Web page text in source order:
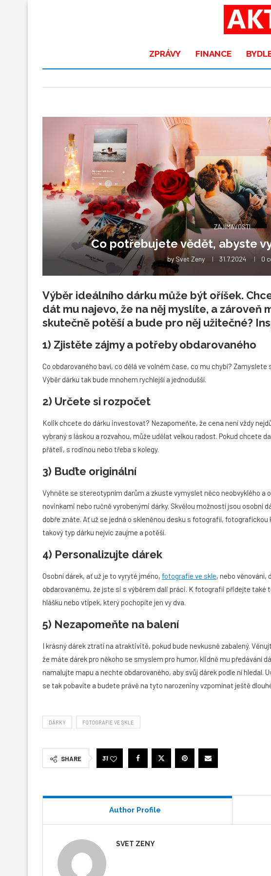
ZPRÁVY FINANCE
ZAJÍMAVOSTI
Co potřebujete vědět, abyste
by Svet Zeny 31.7.2024 0
Výběr ideálního dárku může být oříšek.
dát mu najevo, že na něj myslíte, a zároveň
skutečně potěší a bude pro něj užitečné?
1) Zjistěte zájmy a potřeby obdarovaného
Co obdarovaného baví, co dělá ve volném čase, co mu chybí?
Výběr dárku tak bude mnohem rychlejší a jednodušší.
2) Určete si rozpočet
Kolik chcete do dárku investovat? Nezapomeňte, že cena není vždy
vybraný s láskou a rozvahou, může udělat velkou radost. Pokud chcete
přáteli, s rodinou nebo třeba s kolegy.
3) Buďte originální
Vyhněte se stereotypním darům a zkuste vymyslet něco neobvyklého a
novinkami nebo ručně vyrobenými dárky. Skvělou možností jsou osobní
dobře znáte. Ať už se jedná o skleněnou desku s fotografií,
takový typ dárku nejvíc zaujme a potěší.
4) Personalizujte dárek
Osobní dárek, ať už je to vyryté jméno, fotografie ve skle, nebo věnování,
obdarovanému, že jste si s výběrem dali práci. K fotografii přidejte také
hlášku nebo vtípek, který pochopíte jen vy dva.
5) Nezapomeňte na balení
I krásný dárek ztratí na atraktivitě, pokud bude nevkusně zabalený.
že máte dárek pro někoho se smyslem pro humor, klidně mu předávání
namalujte mapu a nechte obdarovaného, aby svůj dárek podle ní hledal.
se tak pobavíte a budete právě na tyto narozeniny vzpomínat ještě
DÁRKY FOTOGRAFIE VE SKLE
SHARE 31
Author Profile
SVET ZENY